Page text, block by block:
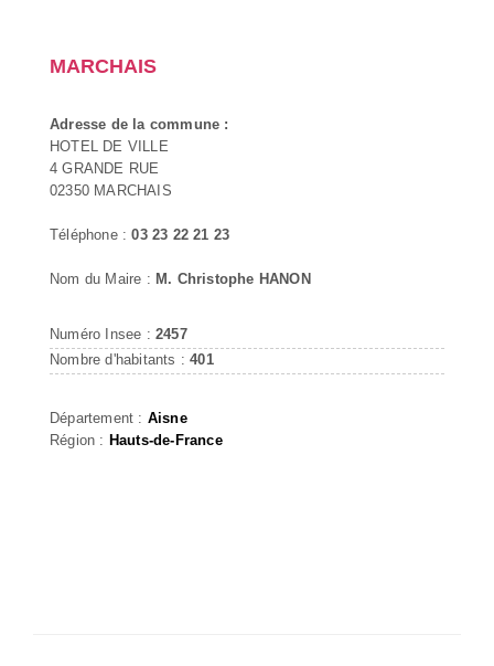
MARCHAIS
Adresse de la commune :
HOTEL DE VILLE
4 GRANDE RUE
02350 MARCHAIS
Téléphone :03 23 22 21 23
Nom du Maire : M. Christophe HANON
Numéro Insee : 2457
Nombre d'habitants :401
Département : Aisne
Région : Hauts-de-France